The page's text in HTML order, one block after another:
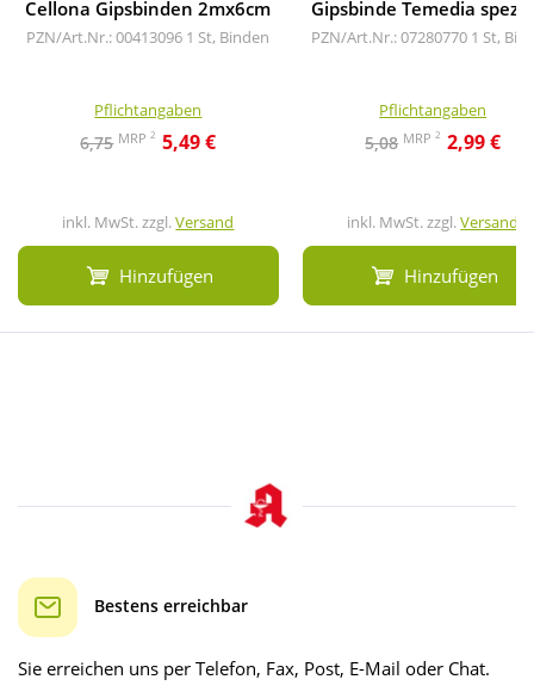
Cellona Gipsbinden 2mx6cm
PZN/Art.Nr.: 00413096 1 St, Binden
Pflichtangaben
6,75 MRP2 5,49 €
inkl. MwSt. zzgl.Versand
Hinzufügen
Gipsbinde Temedia
PZN/Art.Nr.: 07280770 1 St,
Pflichtangaben
5,08 MRP2 2,99 €
inkl. MwSt. zzgl.Versand
Hinzufügen
Bestens erreichbar
Sie erreichen uns per Telefon, Fax, Post, E-Mail oder Chat.